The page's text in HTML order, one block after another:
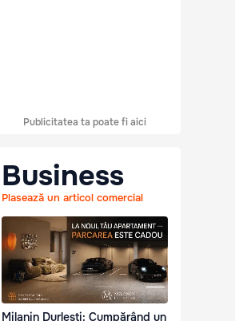
Publicitatea ta poate fi aici
Business
Plasează un articol comercial
Milanin Durlești: Cumpărând un